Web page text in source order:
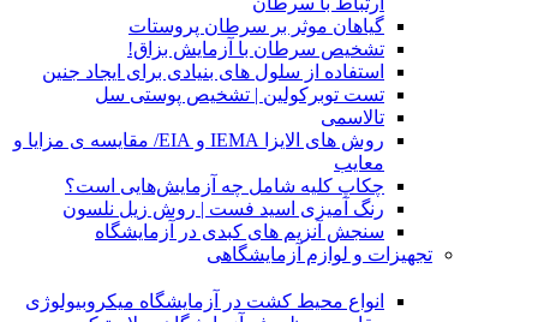
گیاهان موثر بر سرطان پروستات
تشخیص سرطان با آزمایش بزاق!
استفاده از سلول های بنیادی برای ایجاد جنین
تست توبرکولین | تشخیص پوستی سل
تالاسمی
روش های الایزا IEMA و EIA/ مقایسه ی مزایا و
معایب
چکاپ کلیه شامل چه آزمایش‌هایی است؟
رنگ آمیزی اسید فست | روش زیل نلسون
سنجش آنزیم های کبدی در آزمایشگاه
تجهیزات و لوازم آزمایشگاهی
انواع محیط کشت در آزمایشگاه میکروبیولوژی